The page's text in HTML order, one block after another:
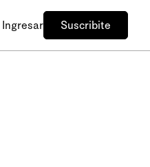
Ingresar Suscribite